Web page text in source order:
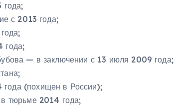
года;
с 2013 года;
года;
— в заключении с 13 июля 2009 года;
(похищен в России);
в тюрьме 2014 года;